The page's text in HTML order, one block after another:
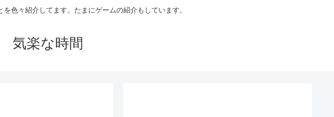
色々紹介してます。たまにゲームの紹介もしています。
気楽な時間